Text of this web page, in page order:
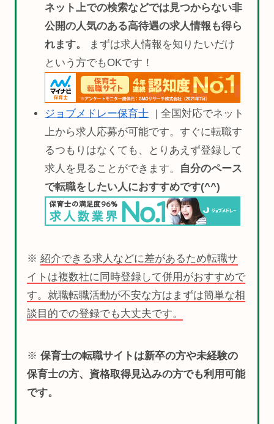
ネット上での検索などでは見つからない非
公開の人気のある高待遇の求人情報も得ら
れます。
まずは求人情報を知りたいだけ
という方でもOKです！
ジョブメドレー保育士
| 全国対応でネット
上から求人応募が可能です。すぐに転職す
るつもりはなくても、とりあえず登録して
求人を見ることができます。 自分のペース
で転職をしたい人におすすめです(^^)
※ 紹介できる求人などに差があるため転職サ
イトは複数社に同時登録して併用がおすすめで
す。就職転職活動が不安な方はまずは簡単な相
談目的での登録でも大丈夫です。
※ 保育士の転職サイトは新卒の方や未経験の
保育士の方、資格取得見込みの方でも利用可能
です。